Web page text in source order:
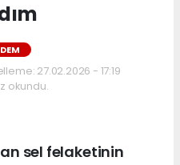
27.02.2026 - 17:19
okundu.
sel felaketinin